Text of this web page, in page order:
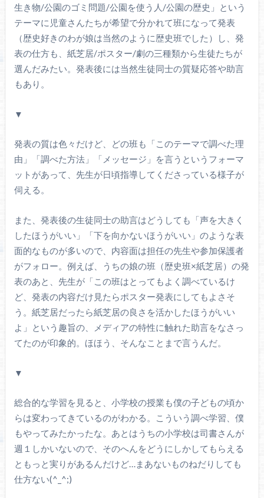
生き物/公園のゴミ問題/公園を使う人/公園の歴史」という
テーマに児童さんたちが希望で分かれて班になって発表
（歴史好きのわが娘は当然のように歴史班でした）し、発
表の仕方も、紙芝居/ポスター/劇の三種類から生徒たちが
選んだみたい。発表後には当然生徒同士の質疑応答や助言
もあり。
▼
発表の質は色々だけど、どの班も「このテーマで調べた理
由」「調べた方法」「メッセージ」を言うというフォーマ
ットがあって、先生が日頃指導してくださっている様子が
伺える。
また、発表後の生徒同士の助言はどうしても「声を大きく
したほうがいい」「下を向かないほうがいい」のような表
面的なものが多いので、内容面は担任の先生や参加保護者
がフォロー。例えば、うちの娘の班（歴史班×紙芝居）の発
表のあと、先生が「この班はとってもよく調べているけ
ど、発表の内容だけ見たらポスター発表にしてもよさそ
う。紙芝居だったら紙芝居の良さを活かしたほうがいい
よ」という趣旨の、メディアの特性に触れた助言をなさっ
てたのが印象的。ほほう、そんなことまで言うんだ。
▼
総合的な学習を見ると、小学校の授業も僕の子どもの頃か
らは変わってきているのがわかる。こういう調べ学習、僕
もやってみたかったな。あとはうちの小学校は司書さんが
週１しかいないので、そのへんをどうにしかしてもらえる
ともっと実りがあるんだけど…まあないものねだりしても
仕方ない(^_^;)